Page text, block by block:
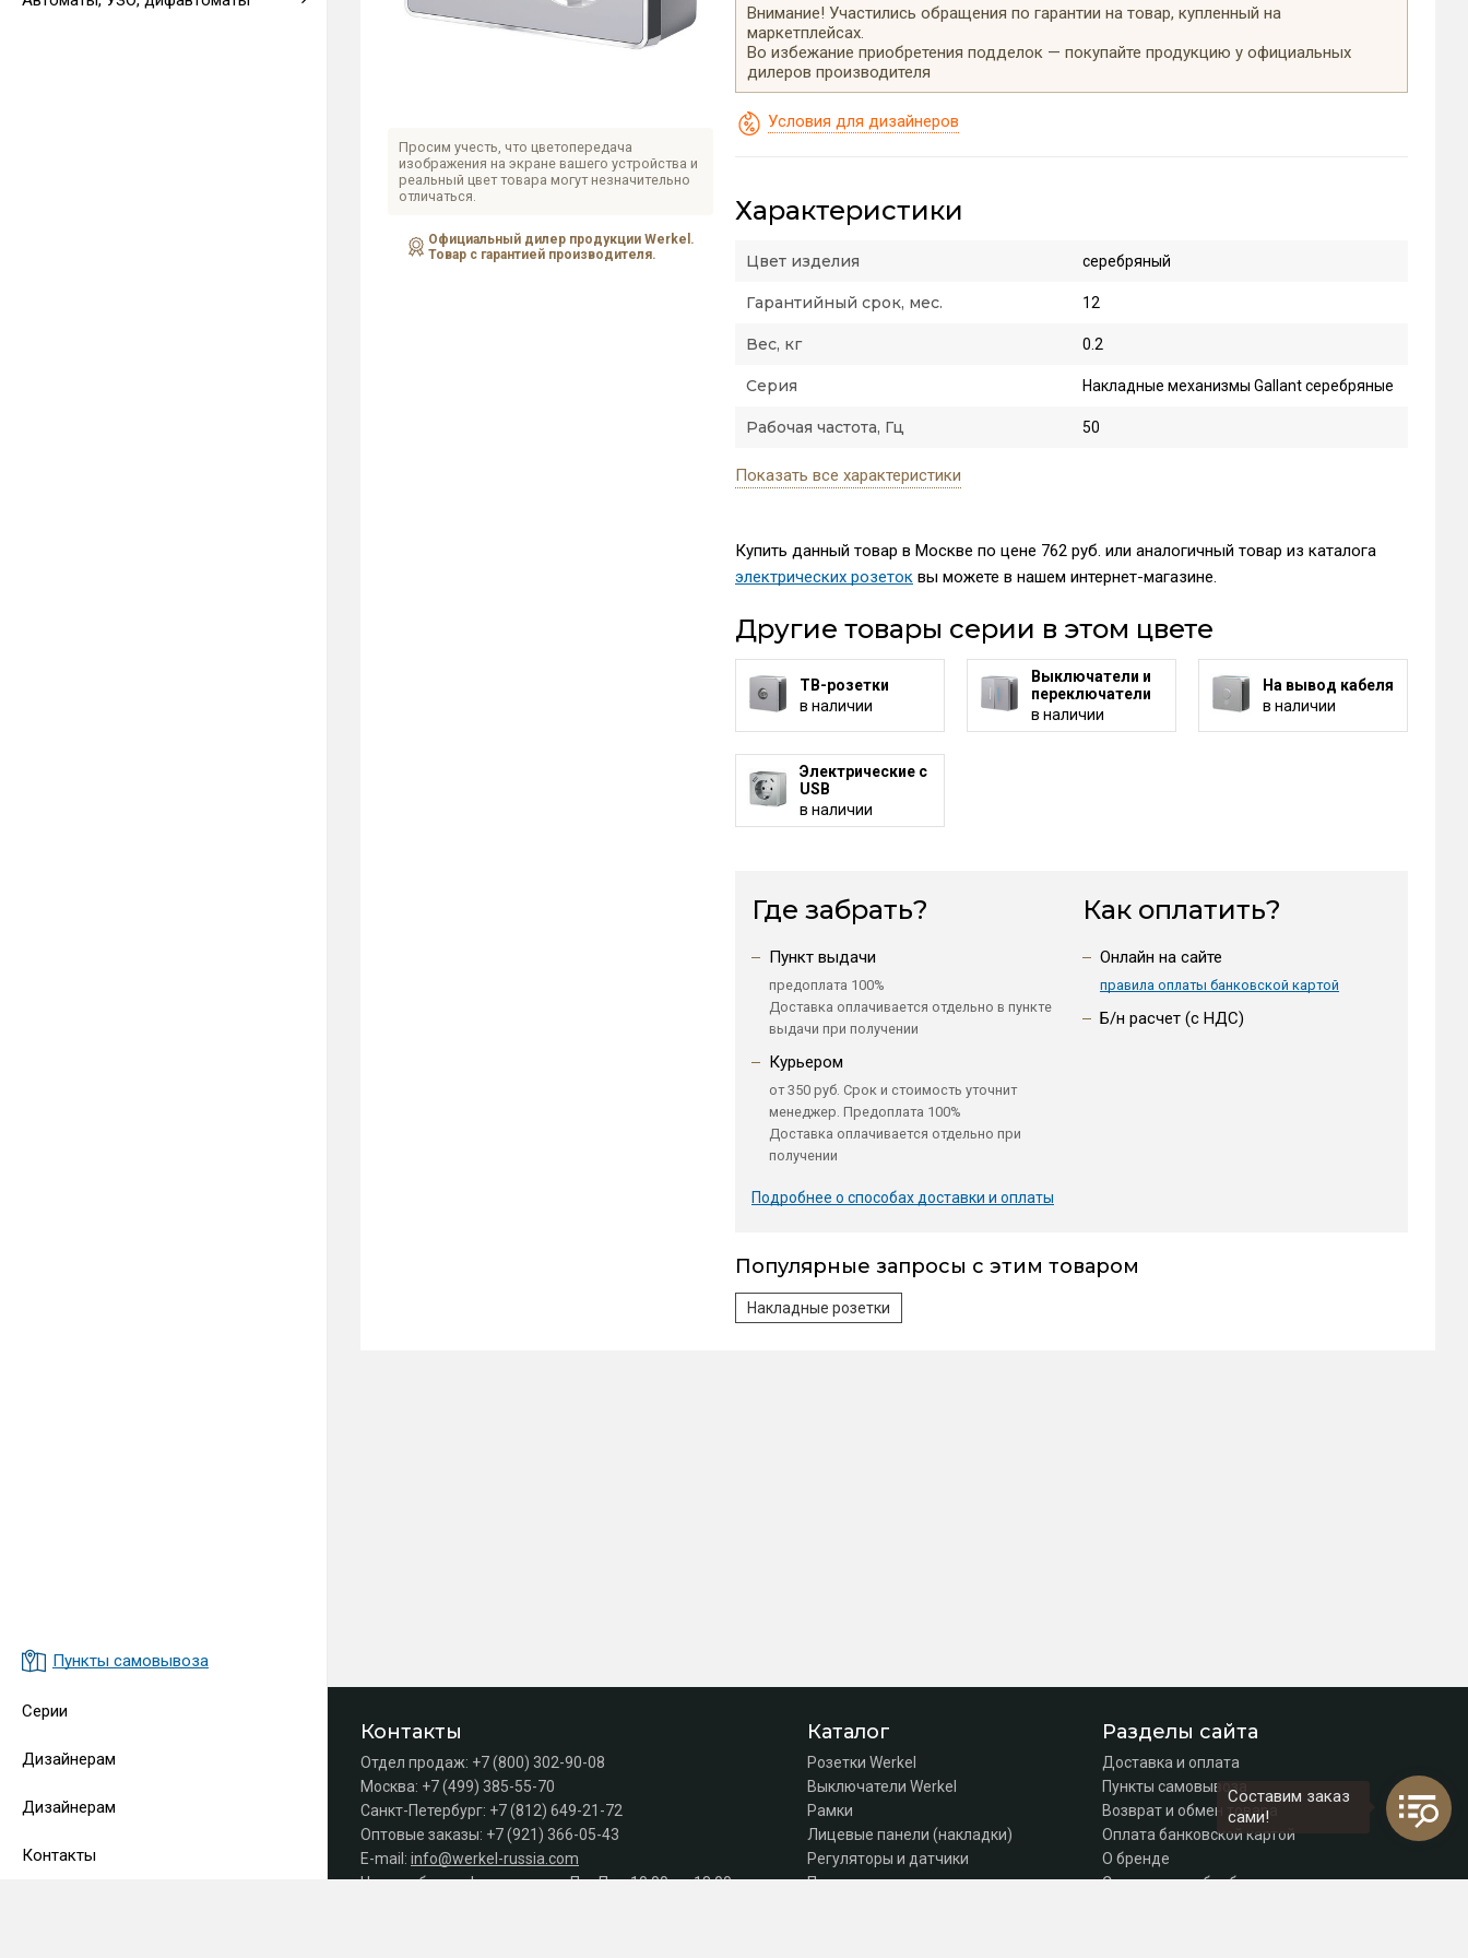
Пункты самовывоза
Серии
Дизайнерам
Дизайнерам
Контакты
Просим учесть, что цветопередача
изображения на экране вашего устройства и
реальный цвет товара могут незначительно
отличаться.
Официальный дилер продукции Werkel.
Товар с гарантией производителя.
Внимание! Участились обращения по гарантии на товар, купленный на
маркетплейсах.
Во избежание приобретения подделок — покупайте продукцию у официальных
дилеров производителя
Условия для дизайнеров
Характеристики
Цвет изделия серебряный
Гарантийный срок, мес. 12
Вес, кг 0.2
Серия Накладные механизмы Gallant серебряные
Рабочая частота, Гц 50
Показать все характеристики
Купить данный товар в Москве по цене 762 руб. или аналогичный товар из каталога
электрических розеток вы можете в нашем интернет-магазине.
Другие товары серии в этом цвете
ТВ-розетки
в наличии
Выключатели и
переключатели
в наличии
На вывод кабеля
в наличии
Электрические с
USB
в наличии
Где забрать?
Пункт выдачи
предоплата 100%
Доставка оплачивается отдельно в пункте
выдачи при получении
Курьером
от 350 руб. Срок и стоимость уточнит
менеджер. Предоплата 100%
Доставка оплачивается отдельно при
получении
Подробнее о способах доставки и оплаты
Как оплатить?
Онлайн на сайте
правила оплаты банковской картой
Б/н расчет (c НДС)
Популярные запросы с этим товаром
Накладные розетки
Контакты
Отдел продаж: +7 (800) 302-90-08
Москва: +7 (499) 385-55-70
Санкт-Петербург: +7 (812) 649-21-72
Оптовые заказы: +7 (921) 366-05-43
E-mail: info@werkel-russia.com
Часы работы офиса продаж: Пн–Пт с 10:00 до 18:00
Каталог
Розетки Werkel
Выключатели Werkel
Рамки
Лицевые панели (накладки)
Регуляторы и датчики
Подсветка лестниц
Разделы сайта
Доставка и оплата
Пункты самовывоза
Возврат и обмен товара
Оплата банковской картой
О бренде
Согласие на обработку персональных данных
Составим заказ
сами!